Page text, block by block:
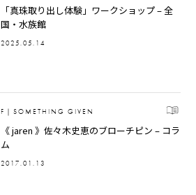
「真珠取り出し体験」ワークショップ – 全
国・水族館
2025.05.14
F｜SOMETHING GIVEN
《 jaren 》佐々木史恵のブローチピン – コラ
ム
2017.01.13